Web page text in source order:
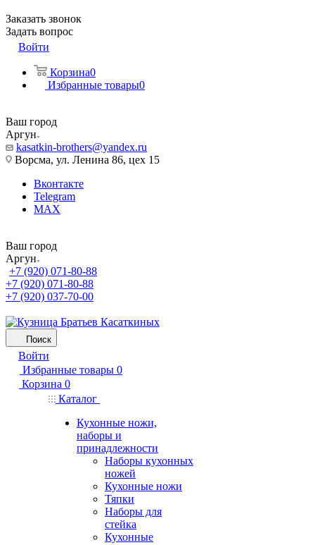
Заказать звонок
Задать вопрос
Войти
Корзина0
Избранные товары0
Ваш город
Аргун
kasatkin-brothers@yandex.ru
Ворсма, ул. Ленина 86, цех 15
Вконтакте
Telegram
MAX
Ваш город
Аргун
+7 (920) 071-80-88
+7 (920) 071-80-88
+7 (920) 037-70-00
Поиск
Войти
Избранные товары 0
Корзина 0
Каталог
Кухонные ножи,
наборы и
принадлежности
Наборы кухонных
ножей
Кухонные ножи
Тяпки
Наборы для
стейка
Кухонные